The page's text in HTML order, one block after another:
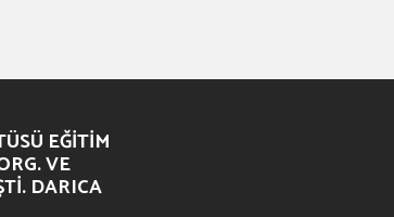
EĞITIM
VE
DARICA